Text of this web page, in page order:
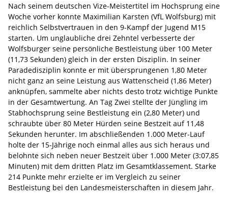
Nach seinem deutschen Vize-Meistertitel im Hochsprung eine
Woche vorher konnte Maximilian Karsten (VfL Wolfsburg) mit
reichlich Selbstvertrauen in den 9-Kampf der Jugend M15
starten. Um unglaubliche drei Zehntel verbesserte der
Wolfsburger seine persönliche Bestleistung über 100 Meter
(11,73 Sekunden) gleich in der ersten Disziplin. In seiner
Paradedisziplin konnte er mit übersprungenen 1,80 Meter
nicht ganz an seine Leistung aus Wattenscheid (1,86 Meter)
anknüpfen, sammelte aber nichts desto trotz wichtige Punkte
in der Gesamtwertung. An Tag Zwei stellte der Jüngling im
Stabhochsprung seine Bestleistung ein (2,80 Meter) und
schraubte über 80 Meter Hürden seine Bestzeit auf 11,48
Sekunden herunter. Im abschließenden 1.000 Meter-Lauf
holte der 15-Jährige noch einmal alles aus sich heraus und
belohnte sich neben neuer Bestzeit über 1.000 Meter (3:07,85
Minuten) mit dem dritten Platz im Gesamtklassement. Starke
214 Punkte mehr erzielte er im Vergleich zu seiner
Bestleistung bei den Landesmeisterschaften in diesem Jahr.